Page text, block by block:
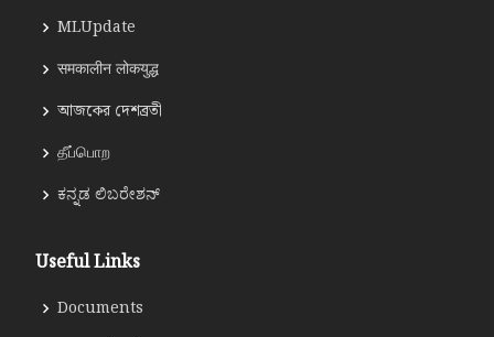
MLUpdate
समकालीन लोकयुद्ध
আজকের দেশব্রতী
தீப்பொற
ಕನ್ನಡ ಲಿಬರೇಶನ್
Useful Links
Documents